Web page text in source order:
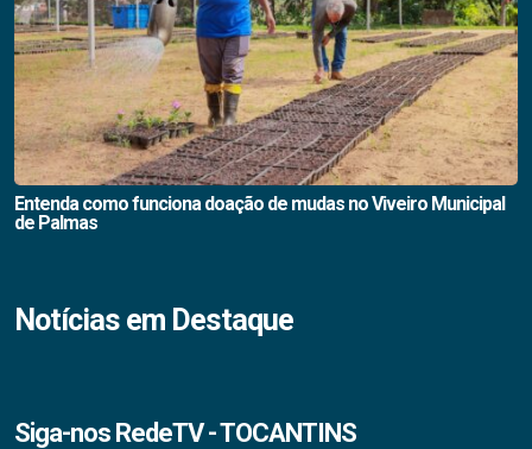
Entenda como funciona doação de mudas no Viveiro Municipal
de Palmas
Notícias em Destaque
Siga-nos RedeTV - TOCANTINS